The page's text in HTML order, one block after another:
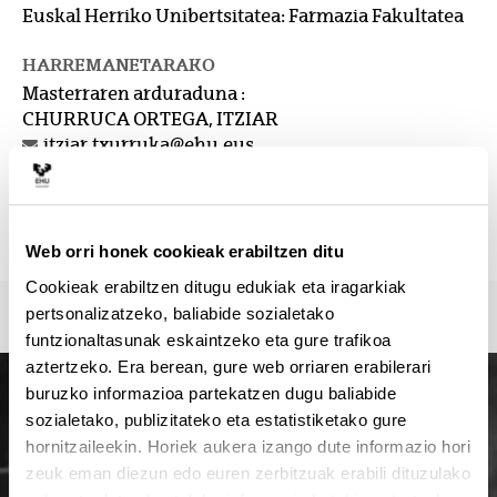
Web orri honek cookieak erabiltzen ditu
Cookieak erabiltzen ditugu edukiak eta iragarkiak
pertsonalizatzeko, baliabide sozialetako
funtzionaltasunak eskaintzeko eta gure trafikoa
aztertzeko. Era berean, gure web orriaren erabilerari
buruzko informazioa partekatzen dugu baliabide
sozialetako, publizitateko eta estatistiketako gure
hornitzaileekin. Horiek aukera izango dute informazio hori
zeuk eman diezun edo euren zerbitzuak erabili dituzulako
Euskal Herriko Unibertsitatea: Farmazia Fakultatea
HARREMANETARAKO
Masterraren arduraduna :
CHURRUCA ORTEGA, ITZIAR
itziar.txurruka@ehu.eus
Idazkaritza :
Secretaría de la Facultad de Farmacia